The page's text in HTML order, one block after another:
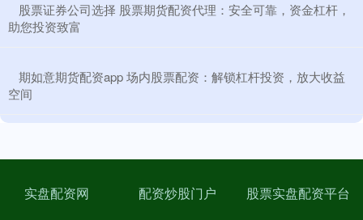
​股票证券公司选择 股票期货配资代理：安全可靠，资金杠杆，
助您投资致富
​期如意期货配资app 场内股票配资：解锁杠杆投资，放大收益
空间
实盘配资网 配资炒股门户 股票实盘配资平台